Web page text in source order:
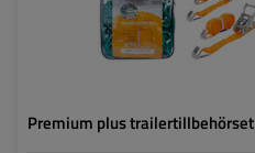
Premium plus trailertillbehörset